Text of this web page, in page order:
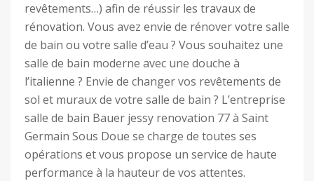
revêtements…) afin de réussir les travaux de
rénovation. Vous avez envie de rénover votre salle
de bain ou votre salle d’eau ? Vous souhaitez une
salle de bain moderne avec une douche à
l’italienne ? Envie de changer vos revêtements de
sol et muraux de votre salle de bain ? L’entreprise
salle de bain Bauer jessy renovation 77 à Saint
Germain Sous Doue se charge de toutes ses
opérations et vous propose un service de haute
performance à la hauteur de vos attentes.